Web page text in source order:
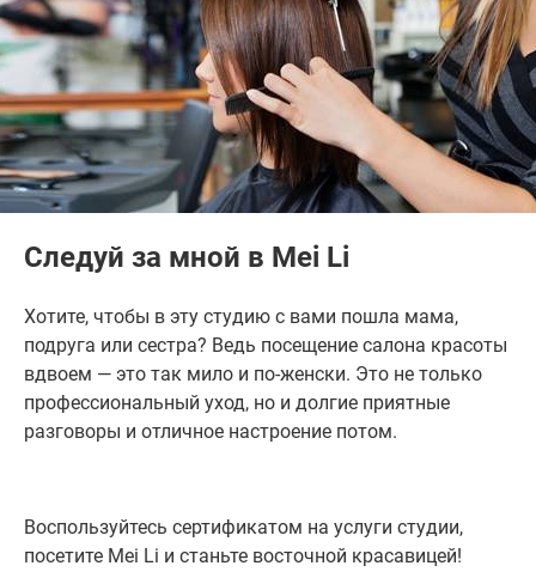
Следуй за мной в Mei Li
Хотите, чтобы в эту студию с вами пошла мама,
подруга или сестра? Ведь посещение салона красоты
вдвоем — это так мило и по-женски. Это не только
профессиональный уход, но и долгие приятные
разговоры и отличное настроение потом.
Воспользуйтесь сертификатом на услуги студии,
посетите Mei Li и станьте восточной красавицей!